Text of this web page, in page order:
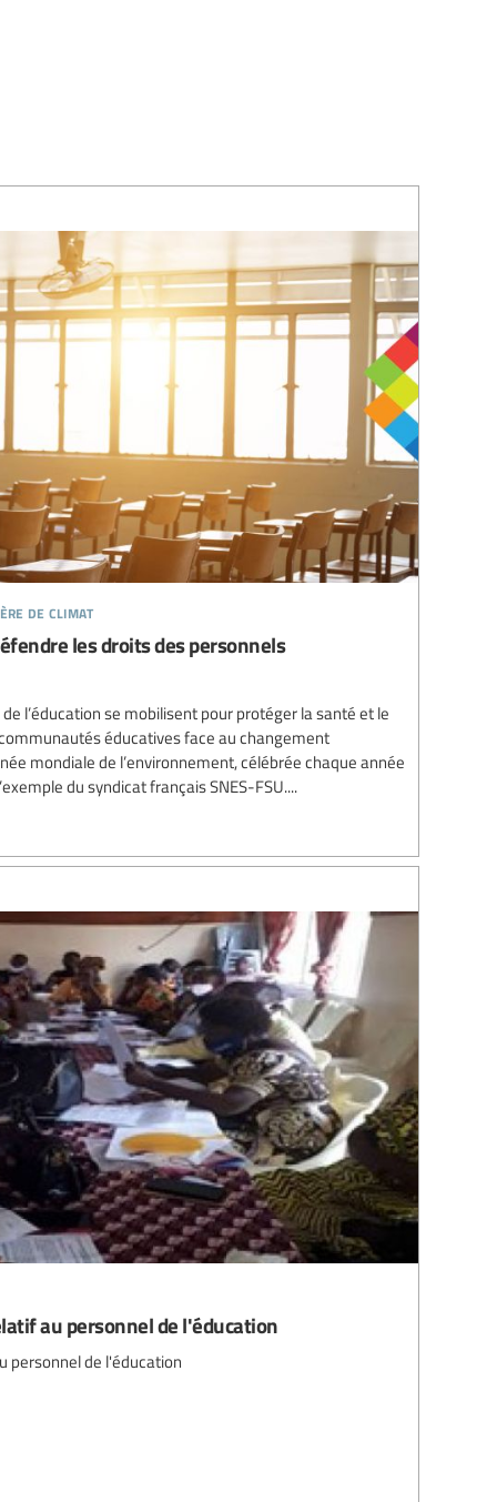
de climat
les droits des personnels
l’éducation se mobilisent pour protéger la santé et le
éducatives face au changement
mondiale de l’environnement, célébrée chaque année
du syndicat français SNES-FSU....
au personnel de l'éducation
personnel de l'éducation